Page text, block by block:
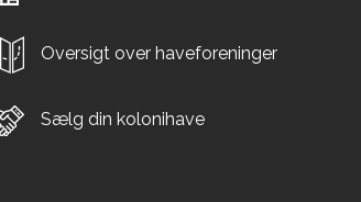
Oversigt over haveforeninger
Sælg din kolonihave